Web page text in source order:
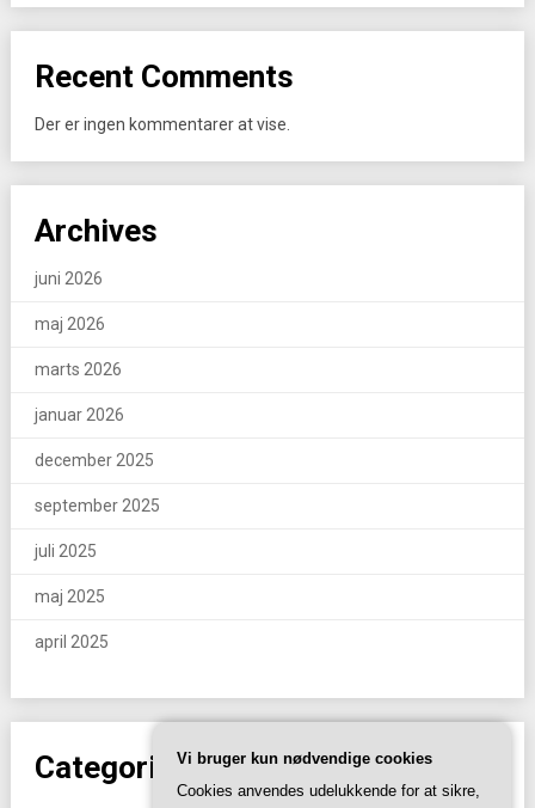
Recent Comments
Der er ingen kommentarer at vise.
Archives
juni 2026
maj 2026
marts 2026
januar 2026
december 2025
september 2025
juli 2025
maj 2025
april 2025
CategoriesVi bruger kun nødvendige cookies
Cookies anvendes udelukkende for at sikre,